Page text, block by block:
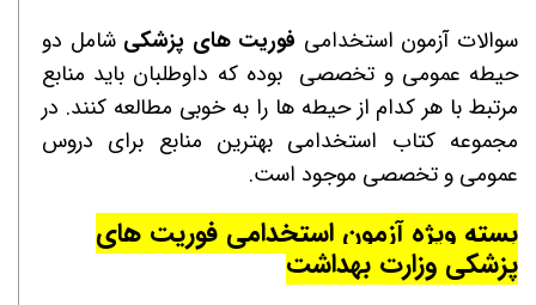
سوالات آزمون استخدامی فوریت های پزشکیشامل دو
حیطه عمومی و تخصصی بوده که داوطلبان باید منابع
مرتبط با هر کدام از حیطه ها را به خوبی مطالعه کنند. در
مجموعه کتاب استخدامی بهترین منابع برای دروس
عمومی و تخصصی موجود است.
بسته ویژه آزمون استخدامی فوریت های
پزشکی وزارت بهداشت